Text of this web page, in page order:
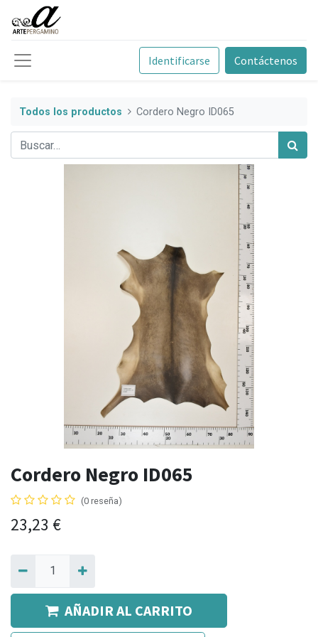
Identificarse Contáctenos
Todos los productos Cordero Negro ID065
Cordero Negro ID065
(0 reseña)
23,23 €
AÑADIR AL CARRITO